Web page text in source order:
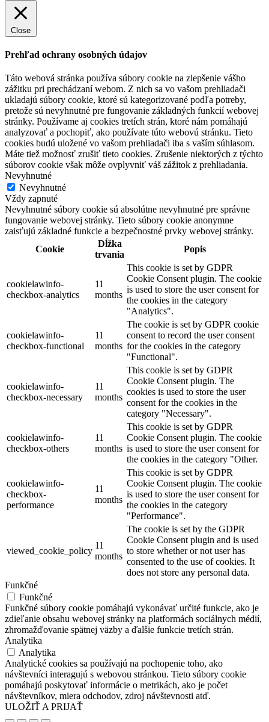
Close
Prehľad ochrany osobných údajov
Táto webová stránka používa súbory cookie na zlepšenie vášho
zážitku pri prechádzaní webom. Z nich sa vo vašom prehliadači
ukladajú súbory cookie, ktoré sú kategorizované podľa potreby,
pretože sú nevyhnutné pre fungovanie základných funkcií webovej
stránky. Používame aj cookies tretích strán, ktoré nám pomáhajú
analyzovať a pochopiť, ako používate túto webovú stránku. Tieto
cookies budú uložené vo vašom prehliadači iba s vaším súhlasom.
Máte tiež možnosť zrušiť tieto cookies. Zrušenie niektorých z týchto
súborov cookie však môže ovplyvniť váš zážitok z prehliadania.
Nevyhnutné
Nevyhnutné
Vždy zapnuté
Nevyhnutné súbory cookie sú absolútne nevyhnutné pre správne
fungovanie webovej stránky. Tieto súbory cookie anonymne
zaisťujú základné funkcie a bezpečnostné prvky webovej stránky.
Cookie
Dĺžka
trvania
Popis
cookielawinfo-
checkbox-analytics
11
months
This cookie is set by GDPR
Cookie Consent plugin. The cookie
is used to store the user consent for
the cookies in the category
"Analytics".
cookielawinfo-
checkbox-functional
11
months
The cookie is set by GDPR cookie
consent to record the user consent
for the cookies in the category
"Functional".
cookielawinfo-
checkbox-necessary
11
months
This cookie is set by GDPR
Cookie Consent plugin. The
cookies is used to store the user
consent for the cookies in the
category "Necessary".
cookielawinfo-
checkbox-others
11
months
This cookie is set by GDPR
Cookie Consent plugin. The cookie
is used to store the user consent for
the cookies in the category "Other.
cookielawinfo-
checkbox-
performance
11
months
This cookie is set by GDPR
Cookie Consent plugin. The cookie
is used to store the user consent for
the cookies in the category
"Performance".
viewed_cookie_policy
11
months
The cookie is set by the GDPR
Cookie Consent plugin and is used
to store whether or not user has
consented to the use of cookies. It
does not store any personal data.
Funkčné
Funkčné
Funkčné súbory cookie pomáhajú vykonávať určité funkcie, ako je
zdieľanie obsahu webovej stránky na platformách sociálnych médií,
zhromažďovanie spätnej väzby a ďalšie funkcie tretích strán.
Analytika
Analytika
Analytické cookies sa používajú na pochopenie toho, ako
návštevníci interagujú s webovou stránkou. Tieto súbory cookie
pomáhajú poskytovať informácie o metrikách, ako je počet
návštevníkov, miera odchodov, zdroj návštevnosti atď.
ULOŽIŤ A PRIJAŤ